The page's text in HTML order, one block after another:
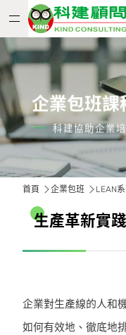
企業包班課
科建協助企業
首頁 企業包班 LEAN系
生產革新實踐
企業對生產線的人和
如何有效地、徹底地